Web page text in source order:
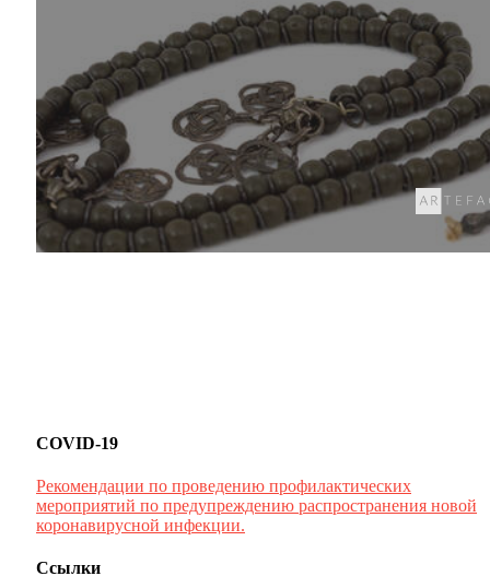
COVID-19
Рекомендации по проведению профилактических
мероприятий по предупреждению распространения новой
коронавирусной инфекции.
Ссылки